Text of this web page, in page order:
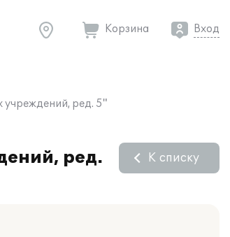
Корзина Вход
учреждений, ред. 5"
ред.
К списку